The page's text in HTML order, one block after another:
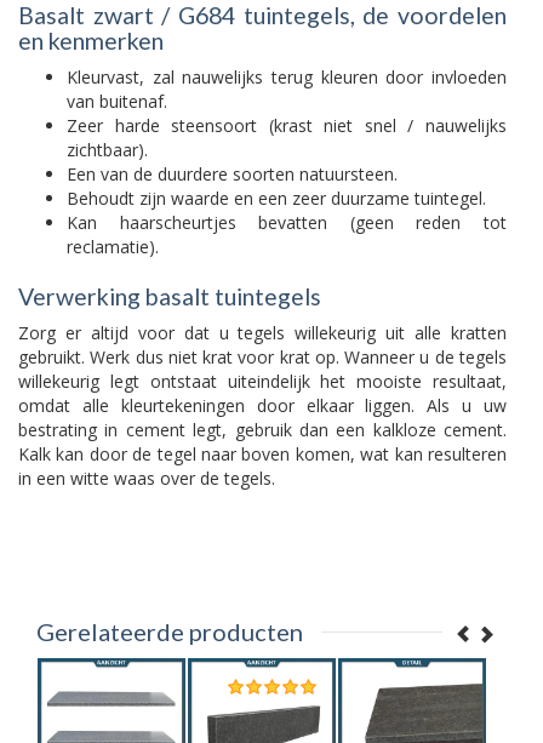
Basalt zwart / G684 tuintegels, de voordelen
en kenmerken
Kleurvast, zal nauwelijks terug kleuren door invloeden
van buitenaf.
Zeer harde steensoort (krast niet snel / nauwelijks
zichtbaar).
Een van de duurdere soorten natuursteen.
Behoudt zijn waarde en een zeer duurzame tuintegel.
Kan haarscheurtjes bevatten (geen reden tot
reclamatie).
Verwerking basalt tuintegels
Zorg er altijd voor dat u tegels willekeurig uit alle kratten
gebruikt. Werk dus niet krat voor krat op. Wanneer u de tegels
willekeurig legt ontstaat uiteindelijk het mooiste resultaat,
omdat alle kleurtekeningen door elkaar liggen. Als u uw
bestrating in cement legt, gebruik dan een kalkloze cement.
Kalk kan door de tegel naar boven komen, wat kan resulteren
in een witte waas over de tegels.
Gerelateerde producten